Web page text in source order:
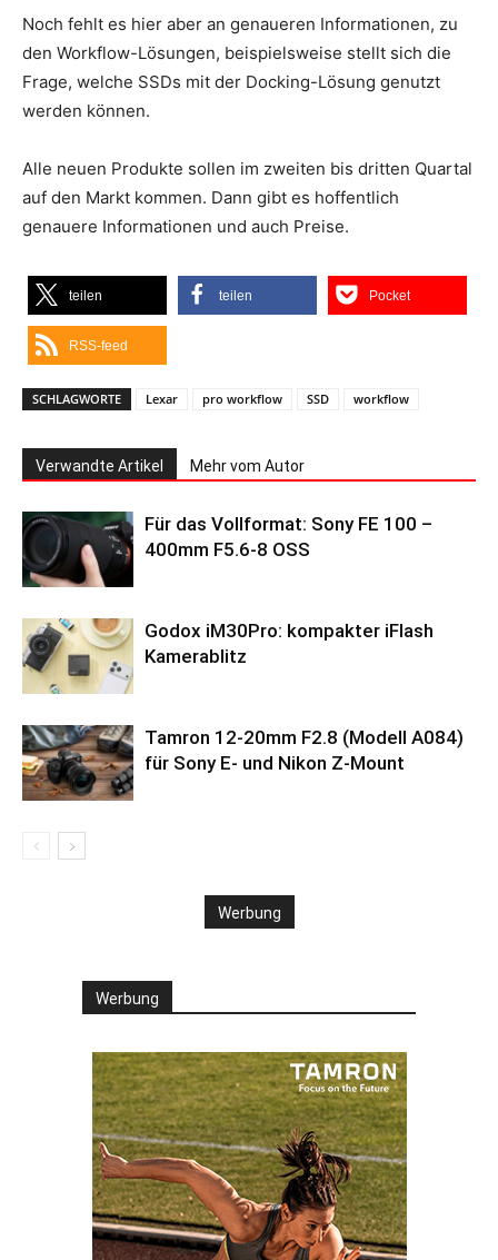
Noch fehlt es hier aber an genaueren Informationen, zu
den Workflow-Lösungen, beispielsweise stellt sich die
Frage, welche SSDs mit der Docking-Lösung genutzt
werden können.
Alle neuen Produkte sollen im zweiten bis dritten Quartal
auf den Markt kommen. Dann gibt es hoffentlich
genauere Informationen und auch Preise.
teilen teilen Pocket
RSS-feed
SCHLAGWORTE Lexar pro workflow SSD workflow
Verwandte Artikel Mehr vom Autor
Für das Vollformat: Sony FE 100 –
400mm F5.6-8 OSS
Godox iM30Pro: kompakter iFlash
Kamerablitz
Tamron 12-20mm F2.8 (Modell A084)
für Sony E- und Nikon Z-Mount
Werbung
Werbung